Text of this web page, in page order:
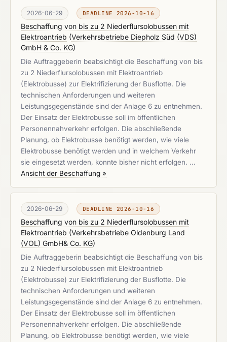
2026-06-29 DEADLINE 2026-10-16
Beschaffung von bis zu 2 Niederflursolobussen mit
Elektroantrieb (Verkehrsbetriebe Diepholz Süd (VDS)
GmbH & Co. KG)
Die Auftraggeberin beabsichtigt die Beschaffung von bis
zu 2 Niederflursolobussen mit Elektroantrieb
(Elektrobusse) zur Elektrifizierung der Busflotte. Die
technischen Anforderungen und weiteren
Leistungsgegenstände sind der Anlage 6 zu entnehmen.
Der Einsatz der Elektrobusse soll im öffentlichen
Personennahverkehr erfolgen. Die abschließende
Planung, ob Elektrobusse benötigt werden, wie viele
Elektrobusse benötigt werden und in welchem Verkehr
sie eingesetzt werden, konnte bisher nicht erfolgen. …
Ansicht der Beschaffung »
2026-06-29 DEADLINE 2026-10-16
Beschaffung von bis zu 2 Niederflursolobussen mit
Elektroantrieb (Verkehrsbetriebe Oldenburg Land
(VOL) GmbH& Co. KG)
Die Auftraggeberin beabsichtigt die Beschaffung von bis
zu 2 Niederflursolobussen mit Elektroantrieb
(Elektrobusse) zur Elektrifizierung der Busflotte. Die
technischen Anforderungen und weiteren
Leistungsgegenstände sind der Anlage 6 zu entnehmen.
Der Einsatz der Elektrobusse soll im öffentlichen
Personennahverkehr erfolgen. Die abschließende
Planung, ob Elektrobusse benötigt werden, wie viele